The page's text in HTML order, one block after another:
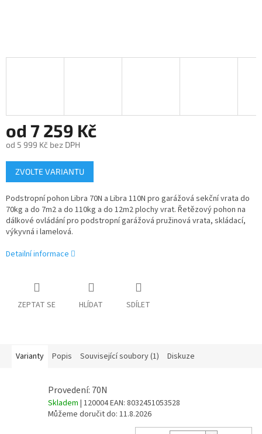
od 7 259 Kč
od 5 999 Kč bez DPH
Měrná
cena:
ZVOLTE VARIANTU
Podstropní pohon Libra 70N a Libra 110N pro garážová sekční vrata do
70kg a do 7m2 a do 110kg a do 12m2 plochy vrat. Řetězový pohon na
dálkové ovládání pro podstropní garážová pružinová vrata, skládací,
výkyvná i lamelová.
Detailní informace
ZEPTAT SE HLÍDAT SDÍLET
Varianty Popis Související soubory (1) Diskuze
Provedení: 70N
Skladem | 120004EAN: 8032451053528
Můžeme doručit do: 11.8.2026